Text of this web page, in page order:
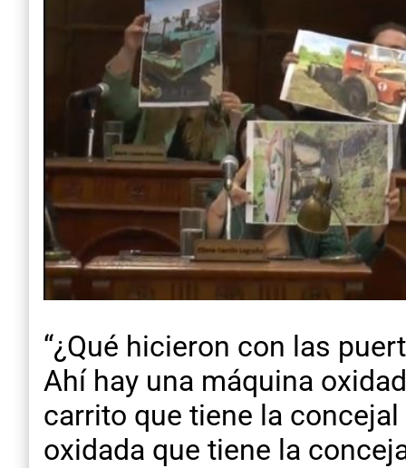
“¿Qué hicieron con las
Ahí hay una máquina
carrito que tiene la
oxidada que tiene la